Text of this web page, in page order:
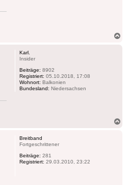
Karl.
Insider
Beiträge: 8902
Registriert: 05.10.2018, 17:08
Wohnort: Balkonien
Bundesland: Niedersachsen
Breitband
Fortgeschrittener
Beiträge: 281
Registriert: 29.03.2010, 23:22